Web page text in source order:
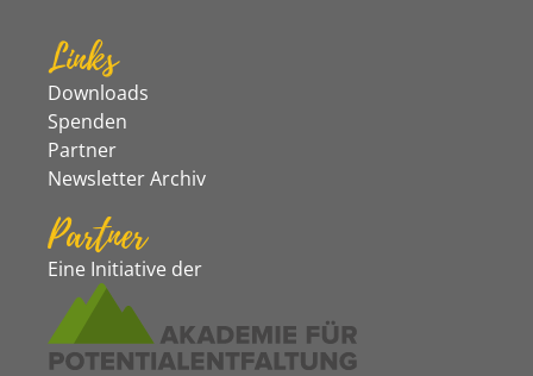
Links
Downloads
Spenden
Partner
Newsletter Archiv
Partner
Eine Initiative der